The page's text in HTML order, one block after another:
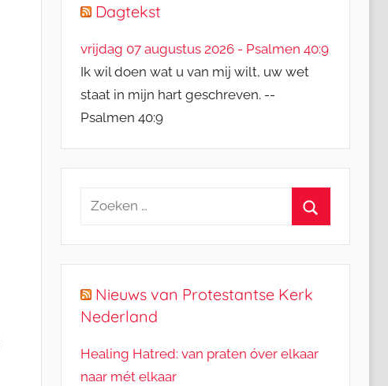
Dagtekst
vrijdag 07 augustus 2026 - Psalmen 40:9
Ik wil doen wat u van mij wilt, uw wet
staat in mijn hart geschreven. --
Psalmen 40:9
Zoeken
Nieuws van Protestantse Kerk
Nederland
Healing Hatred: van praten óver elkaar
naar mét elkaar